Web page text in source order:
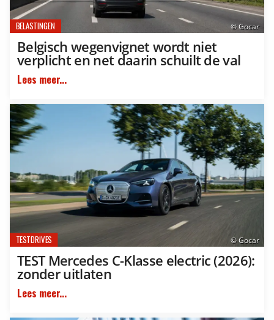
© Gocar
BELASTINGEN
Belgisch wegenvignet wordt niet
verplicht en net daarin schuilt de val
Lees meer...
© Gocar
TESTDRIVES
TEST Mercedes C-Klasse electric (2026):
zonder uitlaten
Lees meer...